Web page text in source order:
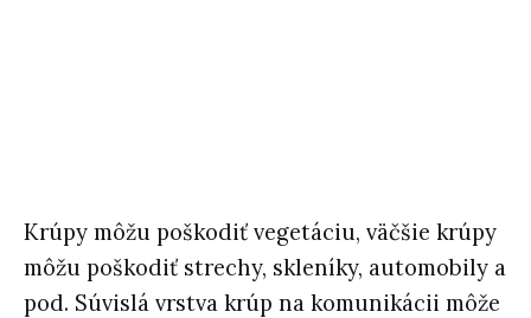
Krúpy môžu poškodiť vegetáciu, väčšie krúpy
môžu poškodiť strechy, skleníky, automobily a
pod. Súvislá vrstva krúp na komunikácii môže